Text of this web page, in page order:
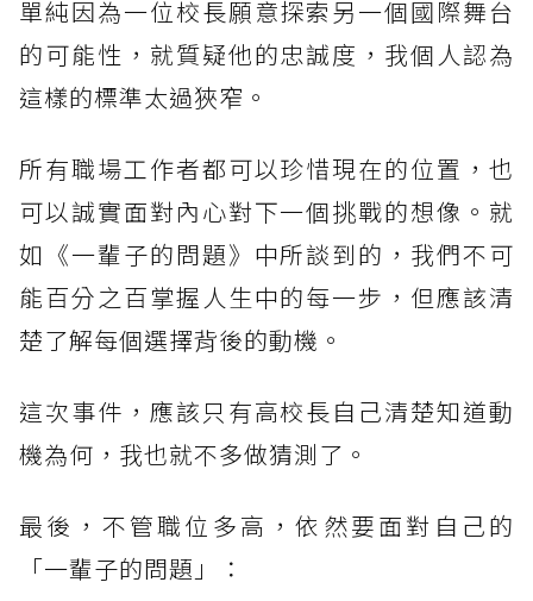
單純因為一位校長願意探索另一個國際舞台
的可能性，就質疑他的忠誠度，我個人認為
這樣的標準太過狹窄。
所有職場工作者都可以珍惜現在的位置，也
可以誠實面對內心對下一個挑戰的想像。就
如《一輩子的問題》中所談到的，我們不可
能百分之百掌握人生中的每一步，但應該清
楚了解每個選擇背後的動機。
這次事件，應該只有高校長自己清楚知道動
機為何，我也就不多做猜測了。
最後，不管職位多高，依然要面對自己的
「一輩子的問題」：